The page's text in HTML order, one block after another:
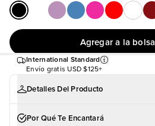
Agregar a la bolsa
International Standard
Envío gratis USD $125+
Detalles Del Producto
Por Qué Te Encantará